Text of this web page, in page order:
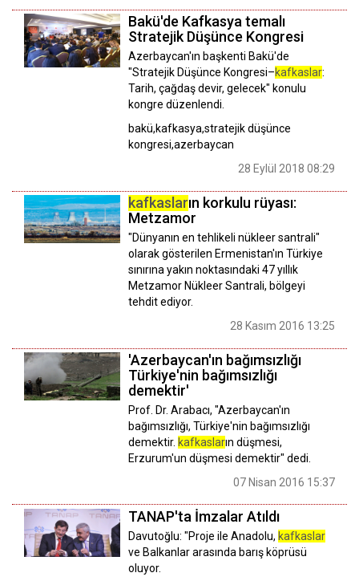
Bakü'de Kafkasya temalı
Stratejik Düşünce Kongresi
Azerbaycan'ın başkenti Bakü'de
"Stratejik Düşünce Kongresi–kafkaslar:
Tarih, çağdaş devir, gelecek" konulu
kongre düzenlendi.
bakü,kafkasya,stratejik düşünce
kongresi,azerbaycan
28 Eylül 2018 08:29
kafkasların korkulu rüyası:
Metzamor
"Dünyanın en tehlikeli nükleer santrali"
olarak gösterilen Ermenistan'ın Türkiye
sınırına yakın noktasındaki 47 yıllık
Metzamor Nükleer Santrali, bölgeyi
tehdit ediyor.
28 Kasım 2016 13:25
'Azerbaycan'ın bağımsızlığı
Türkiye'nin bağımsızlığı
demektir'
Prof. Dr. Arabacı, "Azerbaycan'ın
bağımsızlığı, Türkiye'nin bağımsızlığı
demektir. kafkasların düşmesi,
Erzurum'un düşmesi demektir" dedi.
07 Nisan 2016 15:37
TANAP'ta İmzalar Atıldı
Davutoğlu: "Proje ile Anadolu, kafkaslar
ve Balkanlar arasında barış köprüsü
oluyor.